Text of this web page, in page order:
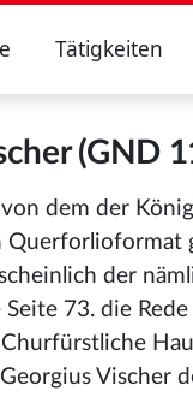
Tätigkeiten
(GND
dem der
Querforlioformat
der
73. die Rede
Vischer